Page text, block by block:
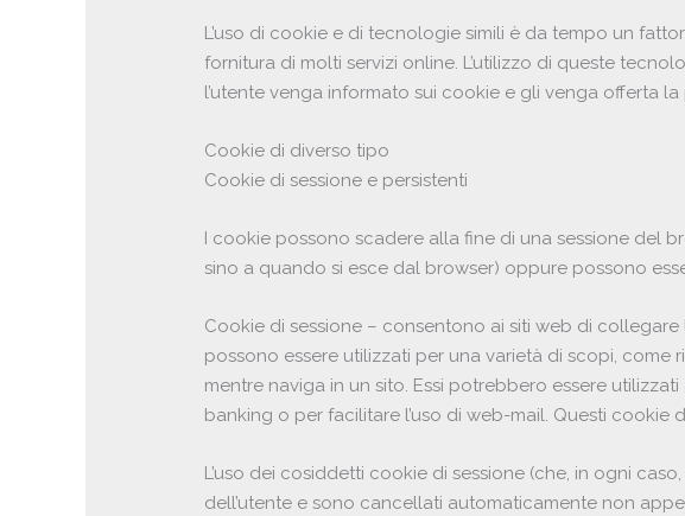
L’uso di cookie e di tecnologie simili è da tempo un
fornitura di molti servizi online. L’utilizzo di queste
l’utente venga informato sui cookie e gli venga offerta
Cookie di diverso tipo
Cookie di sessione e persistenti
I cookie possono scadere alla fine di una sessione del
sino a quando si esce dal browser) oppure possono
Cookie di sessione – consentono ai siti web di
possono essere utilizzati per una varietà di scopi,
mentre naviga in un sito. Essi potrebbero essere
banking o per facilitare l’uso di web-mail. Questi
L’uso dei cosiddetti cookie di sessione (che, in ogni
dell’utente e sono cancellati automaticamente non